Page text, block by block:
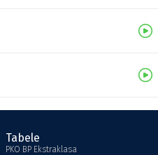
Tabele
PKO BP Ekstraklasa